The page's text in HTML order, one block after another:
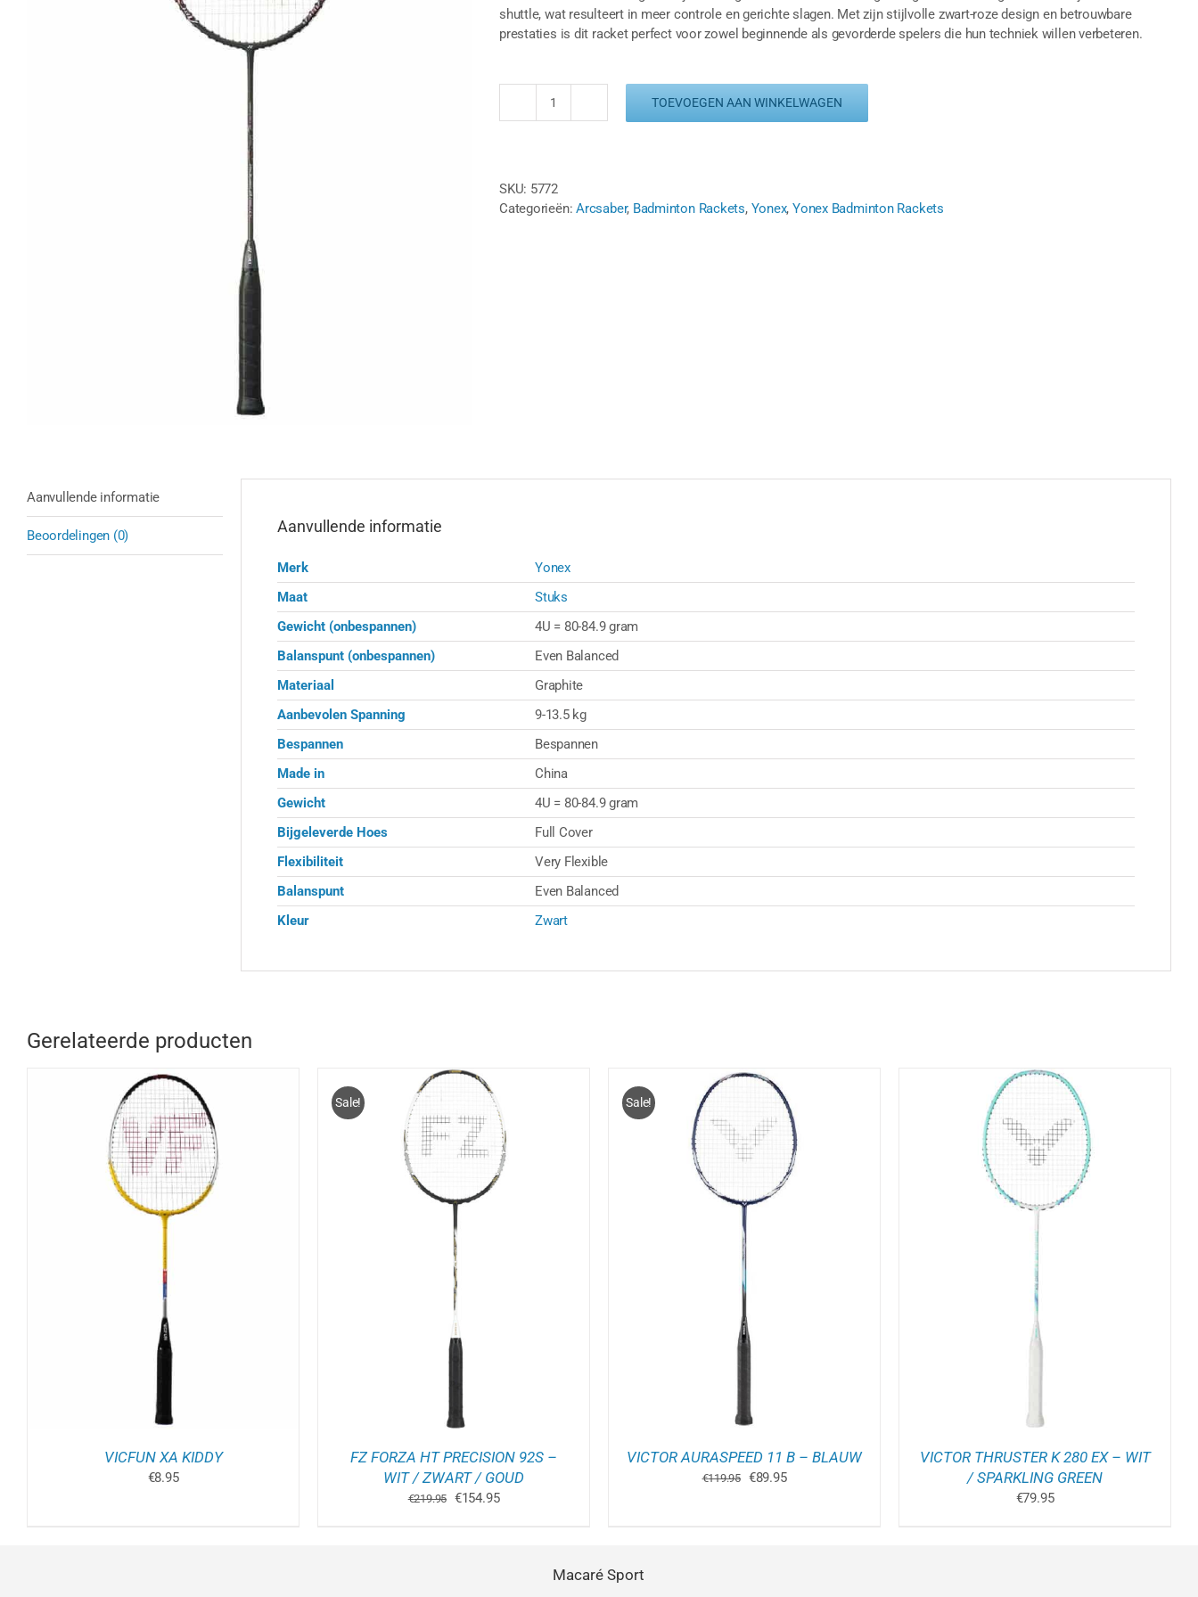
shuttle, wat resulteert in meer controle en gerichte slagen. Met zijn stijlvolle zwart-roze design en betrouwbare
prestaties is dit racket perfect voor zowel beginnende als gevorderde spelers die hun techniek willen verbeteren.
YONEX
-
ZWART/ROZE
TOEVOEGEN AAN WINKELWAGEN
SKU: 5772
Categorieën:Arcsaber, Badminton Rackets, Yonex,Yonex Badminton Rackets
Aanvullende informatie
Beoordelingen (0) Aanvullende informatie
Merk
Yonex
Maat
Stuks
Gewicht (onbespannen)
4U = 80-84.9 gram
Balanspunt (onbespannen)
Even Balanced
Materiaal
Graphite
Aanbevolen Spanning
9-13.5 kg
Bespannen
Bespannen
Made in
China
Gewicht
4U = 80-84.9 gram
Bijgeleverde Hoes
Full Cover
Flexibiliteit
Very Flexible
Balanspunt
Even Balanced
Kleur
Zwart
Gerelateerde producten
VICFUN XA KIDDY
€8.95
Sale!
TOEVOEGEN AAN WINKELWAGEN
DETAILS
FZ FORZA HT PRECISION 92S –
WIT / ZWART / GOUD
€219.95 Oorspronkelijke
€154.95Huidige
Sale!
TOEVOEGEN AAN WINKELWAGEN
DETAILS
VICTOR AURASPEED 11 B – BLAUW
€119.95 Oorspronkelijke
€89.95Huidige
TOEVOEGEN AAN WINKELWAGEN
DETAILS
VICTOR THRUSTER K 280 EX – WIT
/ SPARKLING GREEN
€79.95
Macaré Sport